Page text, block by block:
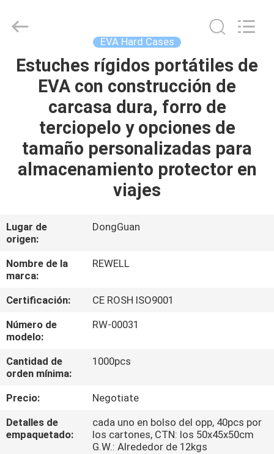
HOGAR
PRODUCTOS
SOBRE
NOSOTROS
DE
LA
FÁBRICA
CONTROL
DE
CALIDAD
DEL
SITIO
Rights
EVA Hard Cases
Estuches rígidos portátiles de
EVA con construcción de
carcasa dura, forro de
terciopelo y opciones de
tamaño personalizadas para
almacenamiento protector en
viajes
Lugar de
origen:
DongGuan
Nombre de la
marca:
REWELL
Certificación:
CE ROSH ISO9001
Número de
modelo:
RW-00031
Cantidad de
orden mínima:
1000pcs
Precio:
Negotiate
Detalles de
empaquetado:
cada uno en bolso del opp, 40pcs por
los cartones, CTN: los 50x45x50cm
G.W.: Alrededor de 12kgs